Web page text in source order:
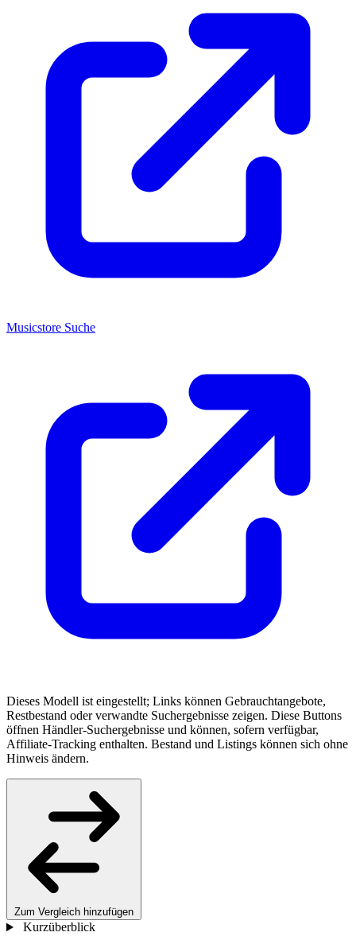
Musicstore Suche
Dieses Modell ist eingestellt; Links können Gebrauchtangebote,
Restbestand oder verwandte Suchergebnisse zeigen. Diese Buttons
öffnen Händler-Suchergebnisse und können, sofern verfügbar,
Affiliate-Tracking enthalten. Bestand und Listings können sich ohne
Hinweis ändern.
Zum Vergleich hinzufügen
Kurzüberblick